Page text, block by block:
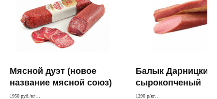
Мясной дуэт (новое
название мясной союз)
1950 руб./кг
Балык Дарницкий
сырокопченый
1290 р/кг